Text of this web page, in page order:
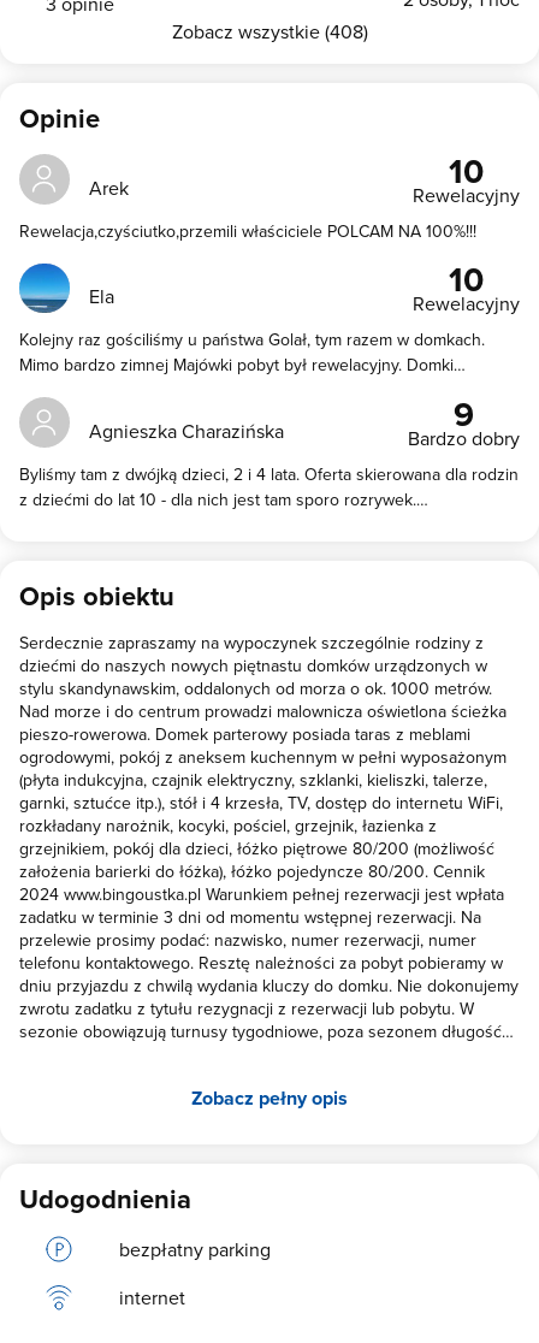
Zobacz wszystkie (408)
Opinie
Arek 10
Rewelacyjny
Rewelacja,czyściutko,przemili właściciele POLCAM NA 100%!!!
Ela 10
Rewelacyjny
Kolejny raz gościliśmy u państwa Golał, tym razem w domkach.
Mimo bardzo zimnej Majówki pobyt był rewelacyjny. Domki
środki czystości. Oferta najzupełniej zgodna ze stanem
rzeczywistym. Kontakt z właścicielami bardzo dobry.
Zainteresowani tym, czy nie zmarzliśmy przyszli osobiście o to
zapytać. Do plaży jest kilkaset metrów ale droga jest wybrukowana
i oświetlona, więc spacer przez las to czysta przyjemność. Na
Agnieszka Charazińska 9
Bardzo dobry
Byliśmy tam z dwójką dzieci, 2 i 4 lata. Oferta skierowana dla rodzin
z dziećmi do lat 10 - dla nich jest tam sporo rozrywek.
zamykany na klucz zapewnia pełne bezpieczeństwo dzieciaczków.
spotkałem domek dla dzieci, spora trampolina, mnóstwo różnego
rodzaju jeździków (rowerki, rowery, gokarty, hulajnogi) - świetne
wyposażenie o które właściciel dba (sewisuje co tydzień). Do
morza ponad kilometr jednak alejką przez piękny las po szerokim
chodniku ze ścieżką rowerową - całość z kostki brukowej, spacer
bardzo przyjemny. Dla rodziców oprócz wielu ławeczek, rowerów
(jeden z dodatkowym siodełkiem dziecięcym) jest miejsce do
wspólnego grilowania wraz dużą altaną na kilka rodzin. Domki
czyściutkie, dobrze wyposażone - na wyposażeniu np. parawan na
plaże, koc plażowy, garczki, kubki, patelnie itp. Samochód
zostawiamy tuz przy ogrodzeniu (bez opłat). Uważam, że dla
małych dzieci i ich rodziców jest to świetne miejsce
Opis obiektu
Serdecznie zapraszamy na wypoczynek szczególnie rodziny z
dziećmi do naszych nowych piętnastu domków urządzonych w
stylu skandynawskim, oddalonych od morza o ok. 1000 metrów.
Nad morze i do centrum prowadzi malownicza oświetlona ścieżka
pieszo-rowerowa. Domek parterowy posiada taras z meblami
ogrodowymi, pokój z aneksem kuchennym w pełni wyposażonym
(płyta indukcyjna, czajnik elektryczny, szklanki, kieliszki, talerze,
garnki, sztućce itp.), stół i 4 krzesła, TV, dostęp do internetu WiFi,
rozkładany narożnik, kocyki, pościel, grzejnik, łazienka z
grzejnikiem, pokój dla dzieci, łóżko piętrowe 80/200 (możliwość
założenia barierki do łóżka), łóżko pojedyncze 80/200. Cennik
2024 www.bingoustka.pl Warunkiem pełnej rezerwacji jest wpłata
zadatku w terminie 3 dni od momentu wstępnej rezerwacji. Na
przelewie prosimy podać: nazwisko, numer rezerwacji, numer
telefonu kontaktowego. Resztę należności za pobyt pobieramy w
dniu przyjazdu z chwilą wydania kluczy do domku. Nie dokonujemy
zwrotu zadatku z tytułu rezygnacji z rezerwacji lub pobytu. W
sezonie obowiązują turnusy tygodniowe, poza sezonem długość
do 6:00 nie można przyjeżdżać ani opuszczać obiektu. Nie
Zobacz pełny opis
Udogodnienia
bezpłatny parking
internet